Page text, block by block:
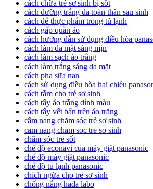
cách chữa trẻ sơ sinh bị sốt
cách dưỡng trắng da toàn thân sau sinh
cách để thực phẩm trong tủ lạnh
cách gấp quần áo
cách hướng dẫn sử dụng điều hòa
cách làm da mặt sáng mịn
cách làm sạch áo trắng
cách làm trắng sáng da mặt
cách pha sữa nan
cách sử dụng điều hòa hai chiều
cách tắm cho trẻ sơ sinh
cách tẩy áo trắng dính màu
cách tẩy vết bẩn trên áo trắng
cẩm nang chăm sóc trẻ sơ sinh
cam nang cham soc tre so sinh
chăm sóc trẻ sốt
chế độ econavi của máy giặt panasonic
chế độ máy giặt panasonic
chế độ tủ lạnh panasonic
chích ngừa cho trẻ sơ sinh
chống nắng hada labo